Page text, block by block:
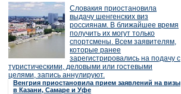
Словакия приостановила
выдачу шенгенских виз
россиянам. В ближайшее время
получить их могут только
спортсмены. Всем заявителям,
которые ранее
зарегистрировались на подачу с
туристическими, деловыми или гостевыми
целями, запись аннулируют.
Венгрия приостановила прием заявлений на визы
в Казани, Самаре и Уфе